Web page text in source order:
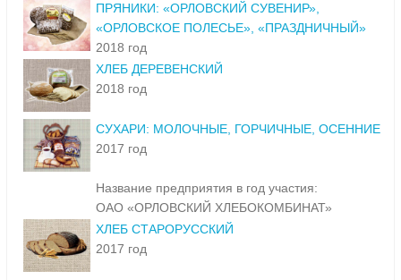
ПРЯНИКИ: «ОРЛОВСКИЙ СУВЕНИР»,
«ОРЛОВСКОЕ ПОЛЕСЬЕ», «ПРАЗДНИЧНЫЙ»
2018 год
ХЛЕБ ДЕРЕВЕНСКИЙ
2018 год
СУХАРИ: МОЛОЧНЫЕ, ГОРЧИЧНЫЕ, ОСЕННИЕ
2017 год
Название предприятия в год участия:
ОАО «ОРЛОВСКИЙ ХЛЕБОКОМБИНАТ»
ХЛЕБ СТАРОРУССКИЙ
2017 год